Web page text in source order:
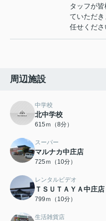
タッフが
ていただ
任せくださ
周辺施設
中学校
北中学校
615ｍ（8分）
スーパー
マルナカ中庄店
725ｍ（10分）
レンタルビデオ
ＴＳＵＴＡＹＡ中庄店
799ｍ（10分）
生活雑貨店